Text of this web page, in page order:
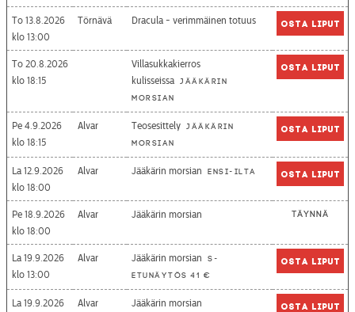
To 13.8.2026
13:00
Törnävä Dracula - verimmäinen totuus Osta liput
To 20.8.2026
18:15
Villasukkakierros
kulisseissa Jääkärin
morsian
Osta liput
Pe 4.9.2026
18:15
Alvar Teosesittely Jääkärin
morsian
Osta liput
La 12.9.2026
18:00
Alvar Jääkärin morsian Ensi-ilta Osta liput
Pe 18.9.2026
18:00
Alvar Jääkärin morsian Täynnä
La 19.9.2026
13:00
Alvar Jääkärin morsian
S-
etunäytös 41 €
Osta liput
La 19.9.2026
Alvar Jääkärin morsian Osta liput